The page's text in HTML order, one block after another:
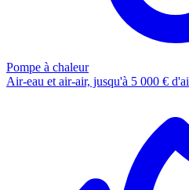
Pompe à chaleur
Air-eau et air-air, jusqu'à 5 000 €